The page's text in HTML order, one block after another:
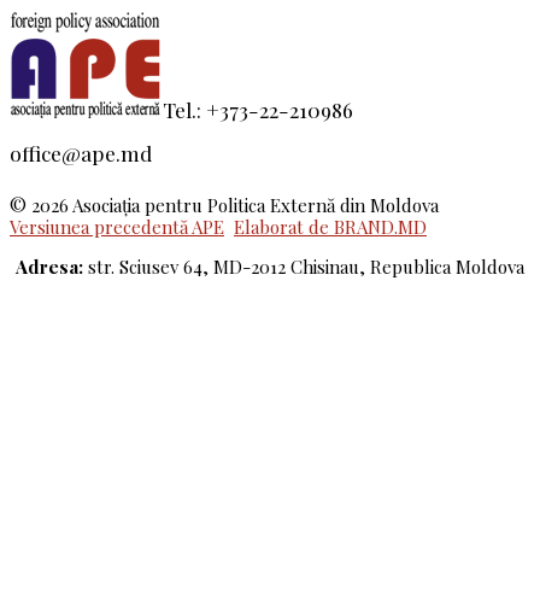
Tel.: +373-22-210986
office@ape.md
© 2026 Asociaţia pentru Politica Externă din Moldova
Versiunea precedentă APE Elaborat de BRAND.MD
Adresa: str. Sciusev 64, MD-2012 Chisinau, Republica Moldova